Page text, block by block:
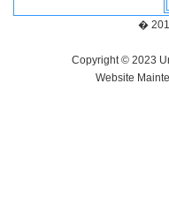
�
Copyright © 2023
Website